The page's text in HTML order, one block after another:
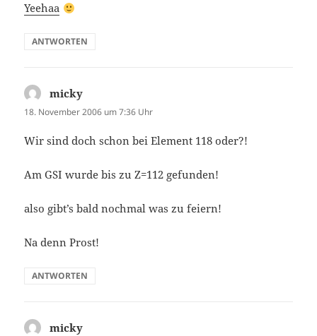
Yeehaa
ANTWORTEN
micky
18. November 2006 um 7:36 Uhr
Wir sind doch schon bei Element 118 oder?!
Am GSI wurde bis zu Z=112 gefunden!
also gibt’s bald nochmal was zu feiern!
Na denn Prost!
ANTWORTEN
micky